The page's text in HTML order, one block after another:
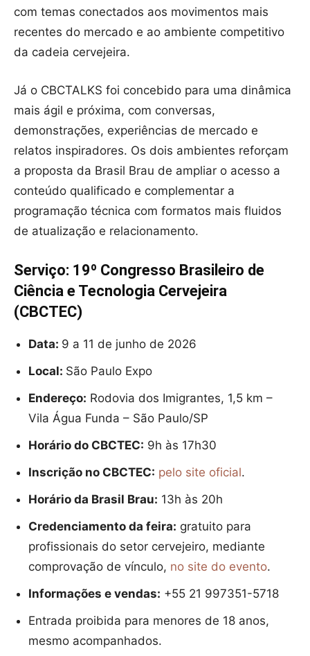
com temas conectados aos movimentos mais
recentes do mercado e ao ambiente competitivo
da cadeia cervejeira.
Já o CBCTALKS foi concebido para uma dinâmica
mais ágil e próxima, com conversas,
demonstrações, experiências de mercado e
relatos inspiradores. Os dois ambientes reforçam
a proposta da Brasil Brau de ampliar o acesso a
conteúdo qualificado e complementar a
programação técnica com formatos mais fluidos
de atualização e relacionamento.
Serviço: 19º Congresso Brasileiro de
Ciência e Tecnologia Cervejeira
(CBCTEC)
Data: 9 a 11 de junho de 2026
Local: São Paulo Expo
Endereço: Rodovia dos Imigrantes, 1,5 km –
Vila Água Funda – São Paulo/SP
Horário do CBCTEC: 9h às 17h30
Inscrição no CBCTEC: pelo site oficial.
Horário da Brasil Brau: 13h às 20h
Credenciamento da feira: gratuito para
profissionais do setor cervejeiro, mediante
comprovação de vínculo, no site do evento.
Informações e vendas: +55 21 997351-5718
Entrada proibida para menores de 18 anos,
mesmo acompanhados.